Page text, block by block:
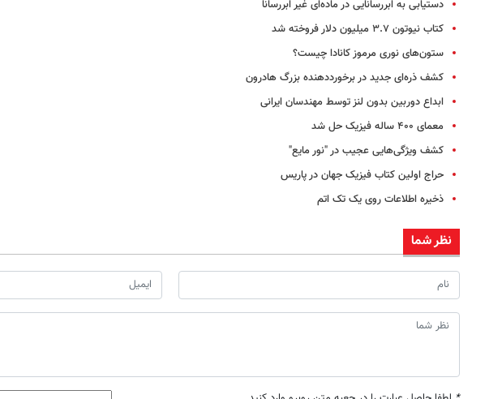
دستیابی به ابررسانایی در ماده‌ای غیر ابررسانا
کتاب نیوتون ۳.۷ میلیون دلار فروخته شد
ستون‌های نوری مرموز کانادا چیست؟
کشف ذره‌ای جدید در برخورد‌دهنده بزرگ هادرون
ابداع دوربین بدون لنز توسط مهندسان ایرانی
معمای ۴۰۰ ساله فیزیک حل شد
کشف ویژگی‌هایی عجیب در "نور مایع"
حراج اولین کتاب فیزیک جهان در پاریس
ذخیره اطلاعات روی یک تک اتم
نظر شما